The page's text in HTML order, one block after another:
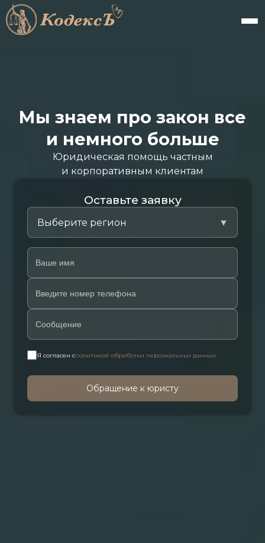
Мы знаем про закон все
и немного больше
Юридическая помощь частным
и корпоративным клиентам
Оставьте заявку
Я согласен сполитикой обработки персональных данных
Обращение к юристу